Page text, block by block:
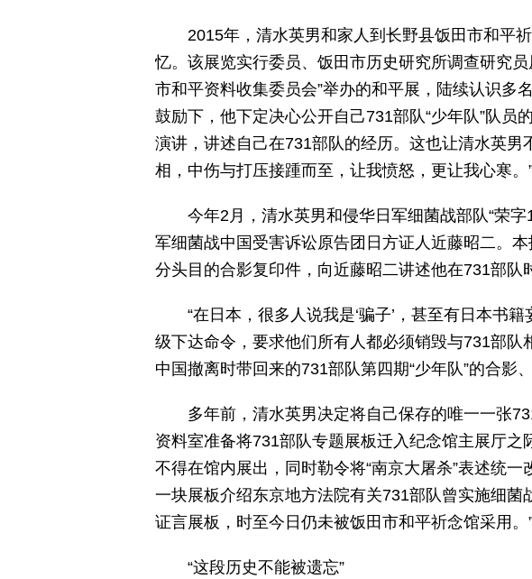
2015年，清水英男和家人到长野县饭田市和平
忆。该展览实行委员、饭田市历史研究所调查研究
市和平资料收集委员会”举办的和平展，陆续认识多
鼓励下，他下定决心公开自己731部队“少年队”队
演讲，讲述自己在731部队的经历。这也让清水英
相，中伤与打压接踵而至，让我愤怒，更让我心寒。
今年2月，清水英男和侵华日军细菌战部队“荣
军细菌战中国受害诉讼原告团日方证人近藤昭二。
分头目的合影复印件，向近藤昭二讲述他在731部队
“在日本，很多人说我是‘骗子’，甚至有日本书
级下达命令，要求他们所有人都必须销毁与731部
中国撤离时带回来的731部队第四期“少年队”的合影
多年前，清水英男决定将自己保存的唯一一张
资料室准备将731部队专题展板迁入纪念馆主展厅
不得在馆内展出，同时勒令将“南京大屠杀”表述统
一块展板介绍东京地方法院有关731部队曾实施细
证言展板，时至今日仍未被饭田市和平祈念馆采用。
“这段历史不能被遗忘”